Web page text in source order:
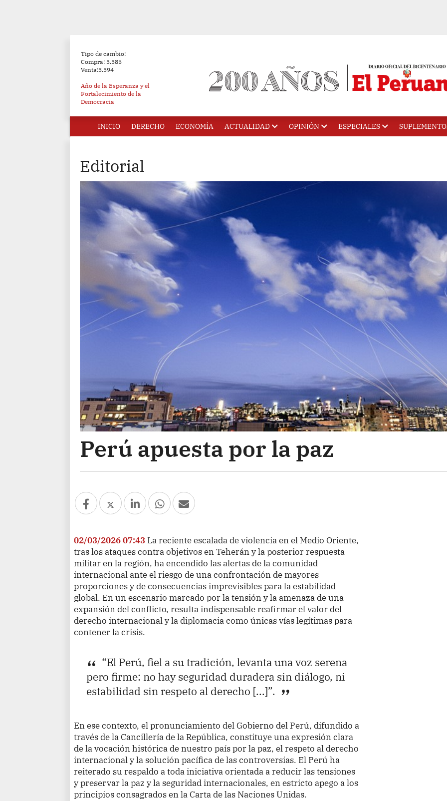
Tipo de cambio:
Compra: 3.385
Venta:3.394
Año de la Esperanza y el
Fortalecimiento de la
Democracia
INICIO DERECHO ECONOMÍA ACTUALIDAD OPINIÓN ESPECIALES
Editorial
Perú apuesta por la paz
02/03/2026 07:43 La reciente escalada de violencia en el Medio Oriente,
tras los ataques contra objetivos en Teherán y la posterior respuesta
militar en la región, ha encendido las alertas de la comunidad
internacional ante el riesgo de una confrontación de mayores
proporciones y de consecuencias imprevisibles para la estabilidad
global. En un escenario marcado por la tensión y la amenaza de una
expansión del conflicto, resulta indispensable reafirmar el valor del
derecho internacional y la diplomacia como únicas vías legítimas para
contener la crisis.
“El Perú, fiel a su tradición, levanta una voz serena
pero firme: no hay seguridad duradera sin diálogo, ni
estabilidad sin respeto al derecho [...]”.
En ese contexto, el pronunciamiento del Gobierno del Perú, difundido a
través de la Cancillería de la República, constituye una expresión clara
de la vocación histórica de nuestro país por la paz, el respeto al derecho
internacional y la solución pacífica de las controversias. El Perú ha
reiterado su respaldo a toda iniciativa orientada a reducir las tensiones
y preservar la paz y la seguridad internacionales, en estricto apego a los
principios consagrados en la Carta de las Naciones Unidas.